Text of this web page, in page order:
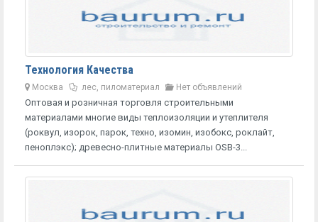
Технология Качества
Москва лес, пиломатериал Нет объявлений
Оптовая и розничная торговля строительными
материалами многие виды теплоизоляции и утеплителя
(роквул, изорок, парок, техно, изомин, изобокс, роклайт,
пеноплэкс); древесно-плитные материалы OSB-3...